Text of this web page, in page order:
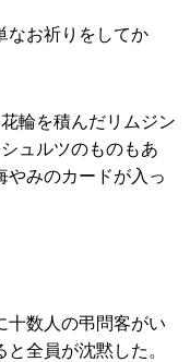
なお祈りをしてか
輪を積んだリムジン
ュルツのものもあ
やみのカードが入っ
十数人の弔問客がい
全員が沈黙した。